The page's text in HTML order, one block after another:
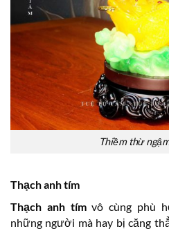
Thiềm thừ
Thạch anh tím
Thạch anh tímvô cùng phù
những người mà hay bị căng